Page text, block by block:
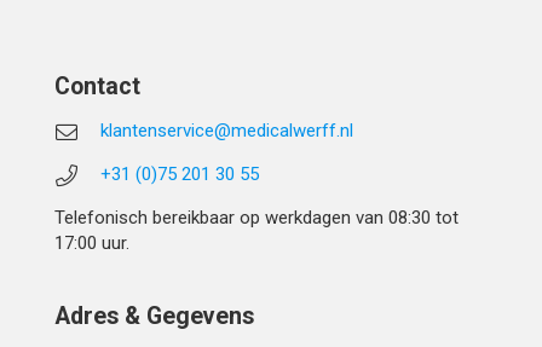
Contact
klantenservice@medicalwerff.nl
+31 (0)75 201 30 55
Telefonisch bereikbaar op werkdagen van 08:30 tot
17:00 uur.
Adres & Gegevens